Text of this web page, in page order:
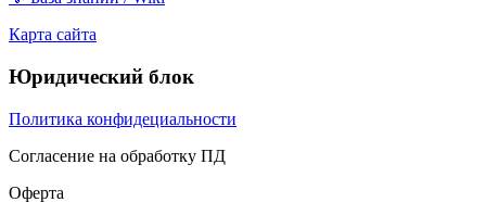
Карта сайта
Юридический блок
Политика конфидециальности
Согласение на обработку ПД
Оферта